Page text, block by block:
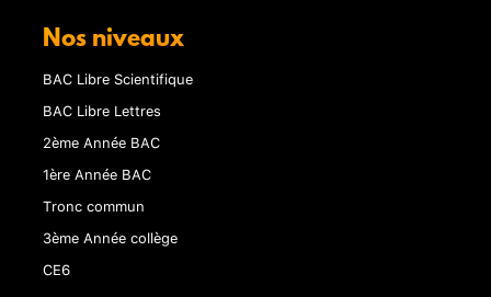
Nos niveaux
BAC Libre Scientifique
BAC Libre Lettres
2ème Année BAC
1ère Année BAC
Tronc commun
3ème Année collège
CE6